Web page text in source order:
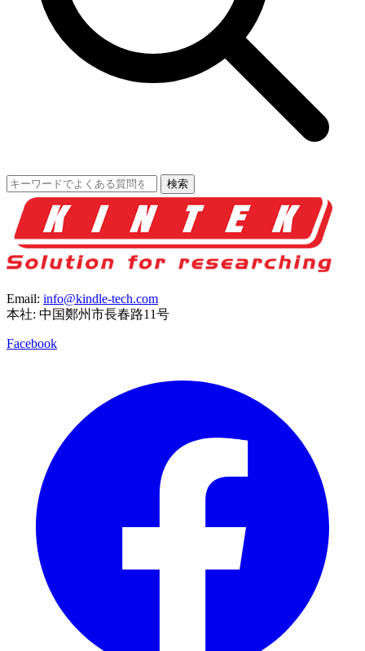
検索
Email: info@kindle-tech.com
本社: 中国鄭州市長春路11号
Facebook